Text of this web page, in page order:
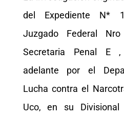
del Expediente N*
Juzgado Federal
Secretaria Penal E
adelante por el
Lucha contra el
Uco, en su Divisional